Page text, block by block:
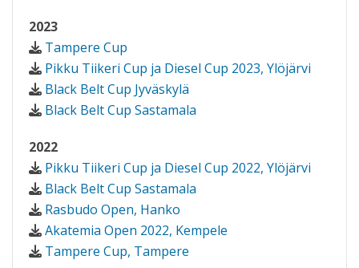
2023
Tampere Cup
Pikku Tiikeri Cup ja Diesel Cup 2023, Ylöjärvi
Black Belt Cup Jyväskylä
Black Belt Cup Sastamala
2022
Pikku Tiikeri Cup ja Diesel Cup 2022, Ylöjärvi
Black Belt Cup Sastamala
Rasbudo Open, Hanko
Akatemia Open 2022, Kempele
Tampere Cup, Tampere